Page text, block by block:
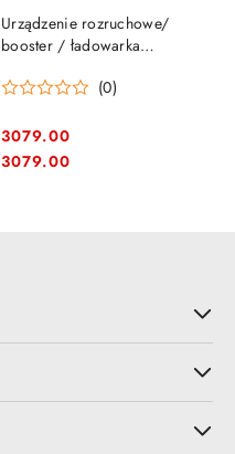
Urządzenie rozruchowe/
booster / ładowarka
rozruchu 570A BAHCO
(0)
Cena:
3079.00
Cena:
3079.00